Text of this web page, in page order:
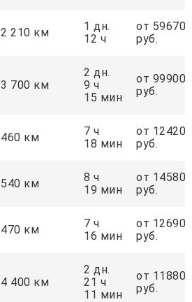
2 210 км
1 дн.
12 ч
от 59670
руб.
3 700 км
2 дн.
9 ч
15 мин
от 99900
руб.
460 км
7 ч
18 мин
от 12420
руб.
540 км
8 ч
19 мин
от 14580
руб.
470 км
7 ч
16 мин
от 12690
руб.
4 400 км
2 дн.
21 ч
11 мин
от 118800
руб.